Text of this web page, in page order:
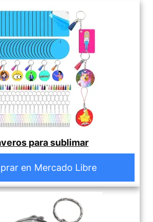
para sublimar
en Mercado Libre